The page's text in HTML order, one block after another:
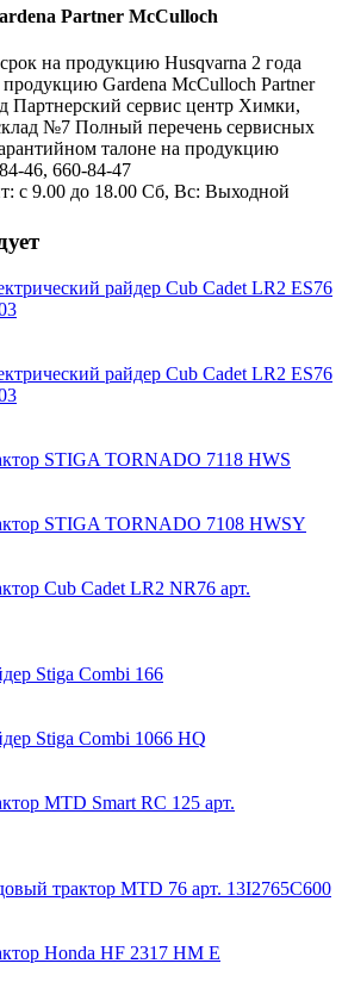
Partner McCulloch
на продукцию Husqvarna 2 года
Gardena McCulloch Partner
Партнерский сервис центр Химки,
№7 Полный перечень сервисных
талоне на продукцию
46, 660-84-47
с 9.00 до 18.00 Сб, Вс: Выходной
райдер Cub Cadet LR2 ES76
райдер Cub Cadet LR2 ES76
STIGA TORNADO 7118 HWS
STIGA TORNADO 7108 HWSY
Cub Cadet LR2 NR76 арт.
Stiga Combi 166
Stiga Combi 1066 HQ
MTD Smart RC 125 арт.
трактор MTD 76 арт. 13I2765C600
Honda HF 2317 HM E